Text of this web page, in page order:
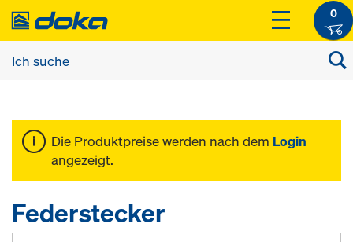
0
Die Produktpreise werden nach dem Login
angezeigt.
Federstecker